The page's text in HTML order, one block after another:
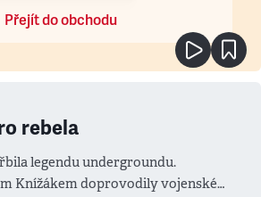
Přejít do obchodu
rebela
legendu undergroundu.
Knížákem doprovodily vojenské